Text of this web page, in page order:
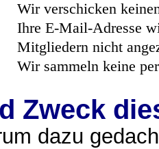
Wir verschicken
Ihre E-Mail-Adresse
Mitgliedern nicht
Wir sammeln keine
Zweck
dazu